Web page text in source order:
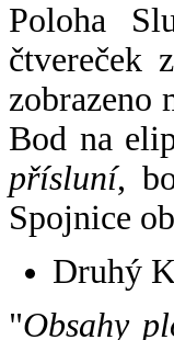
Poloha
čtvereček
zobrazeno
Bod na
přísluní,
Spojnice
Druhý
"Obsahy